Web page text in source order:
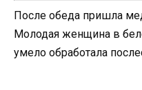
После обеда пришла
Молодая женщина в
умело обработала